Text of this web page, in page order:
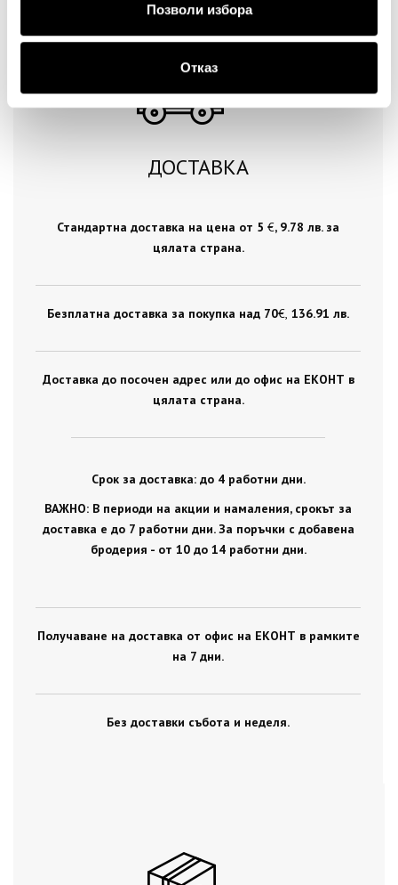
Позволи избора
Отказ
ДОСТАВКА
Стандартна доставка на цена от 5 €, 9.78 лв. за
цялата страна.
Безплатна доставка за покупка над 70€ , 136.91 лв.
Доставка до посочен адрес или до офис на ЕКОНТ в
цялата страна.
Срок за доставка: до 4 работни дни.
ВАЖНО: В периоди на акции и намаления, срокът за
доставка е до 7 работни дни. За поръчки с добавена
бродерия - от 10 до 14 работни дни.
Получаване на доставка от офис на ЕКОНТ в рамките
на 7 дни.
Без доставки събота и неделя.